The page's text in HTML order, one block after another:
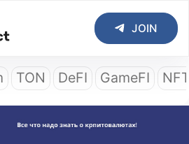
JOIN
TON DeFI GameFI